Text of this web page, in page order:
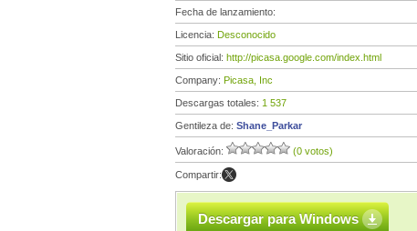
Fecha de lanzamiento:
Licencia: Desconocido
Sitio oficial: http://picasa.google.com/index.html
Company: Picasa, Inc
Descargas totales: 1 537
Gentileza de: Shane_Parkar
Valoración: (0 votos)
Compartir:
Descargar para Windows